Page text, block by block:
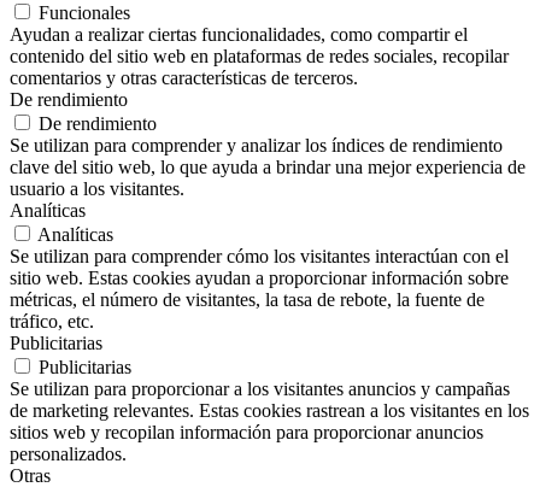
Funcionales
Ayudan a realizar ciertas funcionalidades, como compartir el
contenido del sitio web en plataformas de redes sociales, recopilar
comentarios y otras características de terceros.
De rendimiento
De rendimiento
Se utilizan para comprender y analizar los índices de rendimiento
clave del sitio web, lo que ayuda a brindar una mejor experiencia de
usuario a los visitantes.
Analíticas
Analíticas
Se utilizan para comprender cómo los visitantes interactúan con el
sitio web. Estas cookies ayudan a proporcionar información sobre
métricas, el número de visitantes, la tasa de rebote, la fuente de
tráfico, etc.
Publicitarias
Publicitarias
Se utilizan para proporcionar a los visitantes anuncios y campañas
de marketing relevantes. Estas cookies rastrean a los visitantes en los
sitios web y recopilan información para proporcionar anuncios
personalizados.
Otras